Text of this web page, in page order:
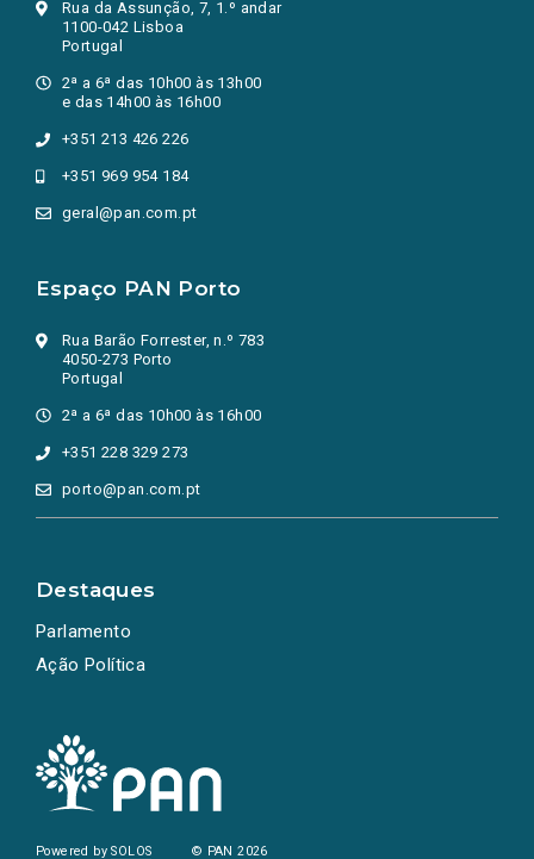
Rua da Assunção, 7, 1.º andar
1100-042 Lisboa
Portugal
2ª a 6ª das 10h00 às 13h00
e das 14h00 às 16h00
+351 213 426 226
+351 969 954 184
geral@pan.com.pt
Espaço PAN Porto
Rua Barão Forrester, n.º 783
4050-273 Porto
Portugal
2ª a 6ª das 10h00 às 16h00
+351 228 329 273
porto@pan.com.pt
Destaques
Parlamento
Ação Política
Powered bySOLOS © PAN 2026